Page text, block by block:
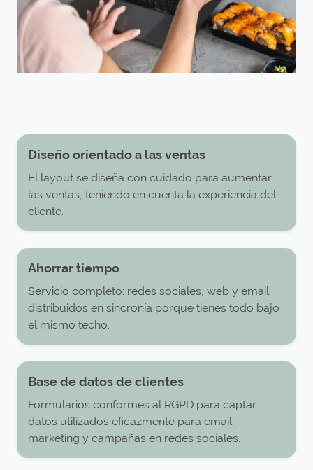
Diseño orientado a las ventas
El layout se diseña con cuidado para aumentar
las ventas, teniendo en cuenta la experiencia del
cliente.
Ahorrar tiempo
Servicio completo: redes sociales, web y email
distribuidos en sincronía porque tienes todo bajo
el mismo techo.
Base de datos de clientes
Formularios conformes al RGPD para captar
datos utilizados eficazmente para email
marketing y campañas en redes sociales.